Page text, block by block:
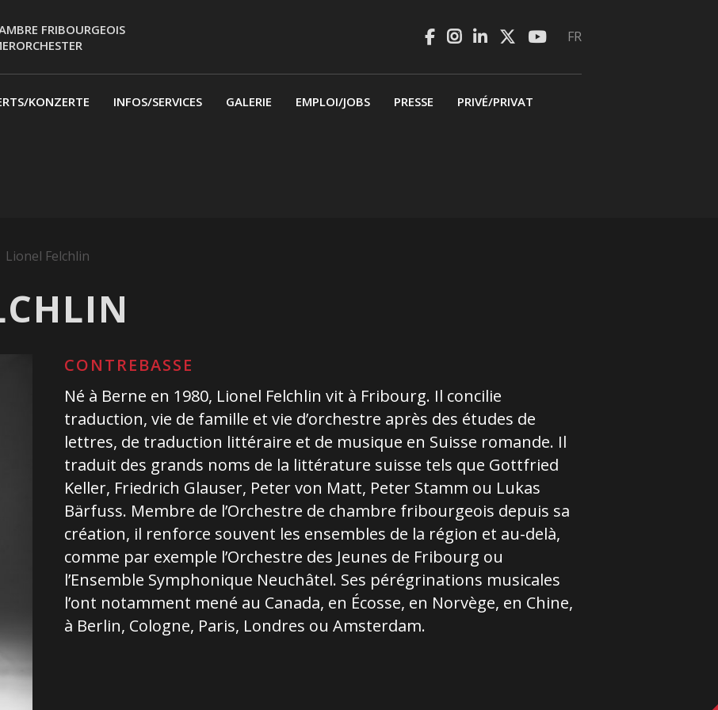
FRIBOURGEOIS
FR
KONZERTE INFOS/SERVICES GALERIE EMPLOI/JOBS PRESSE PRIVÉ/PRIVAT
Lionel Felchlin
CONTREBASSE
Né à Berne en 1980, Lionel Felchlin vit à Fribourg. Il concilie
traduction, vie de famille et vie d’orchestre après des études de
lettres, de traduction littéraire et de musique en Suisse romande. Il
traduit des grands noms de la littérature suisse tels que Gottfried
Keller, Friedrich Glauser, Peter von Matt, Peter Stamm ou Lukas
Bärfuss. Membre de l’Orchestre de chambre fribourgeois depuis sa
création, il renforce souvent les ensembles de la région et au-delà,
comme par exemple l’Orchestre des Jeunes de Fribourg ou
l’Ensemble Symphonique Neuchâtel. Ses pérégrinations musicales
l’ont notamment mené au Canada, en Écosse, en Norvège, en Chine,
à Berlin, Cologne, Paris, Londres ou Amsterdam.